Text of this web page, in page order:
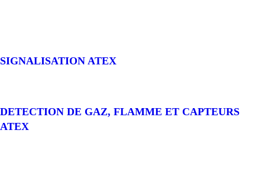
SIGNALISATION ATEX
DETECTION DE GAZ, FLAMME ET CAPTEURS
ATEX